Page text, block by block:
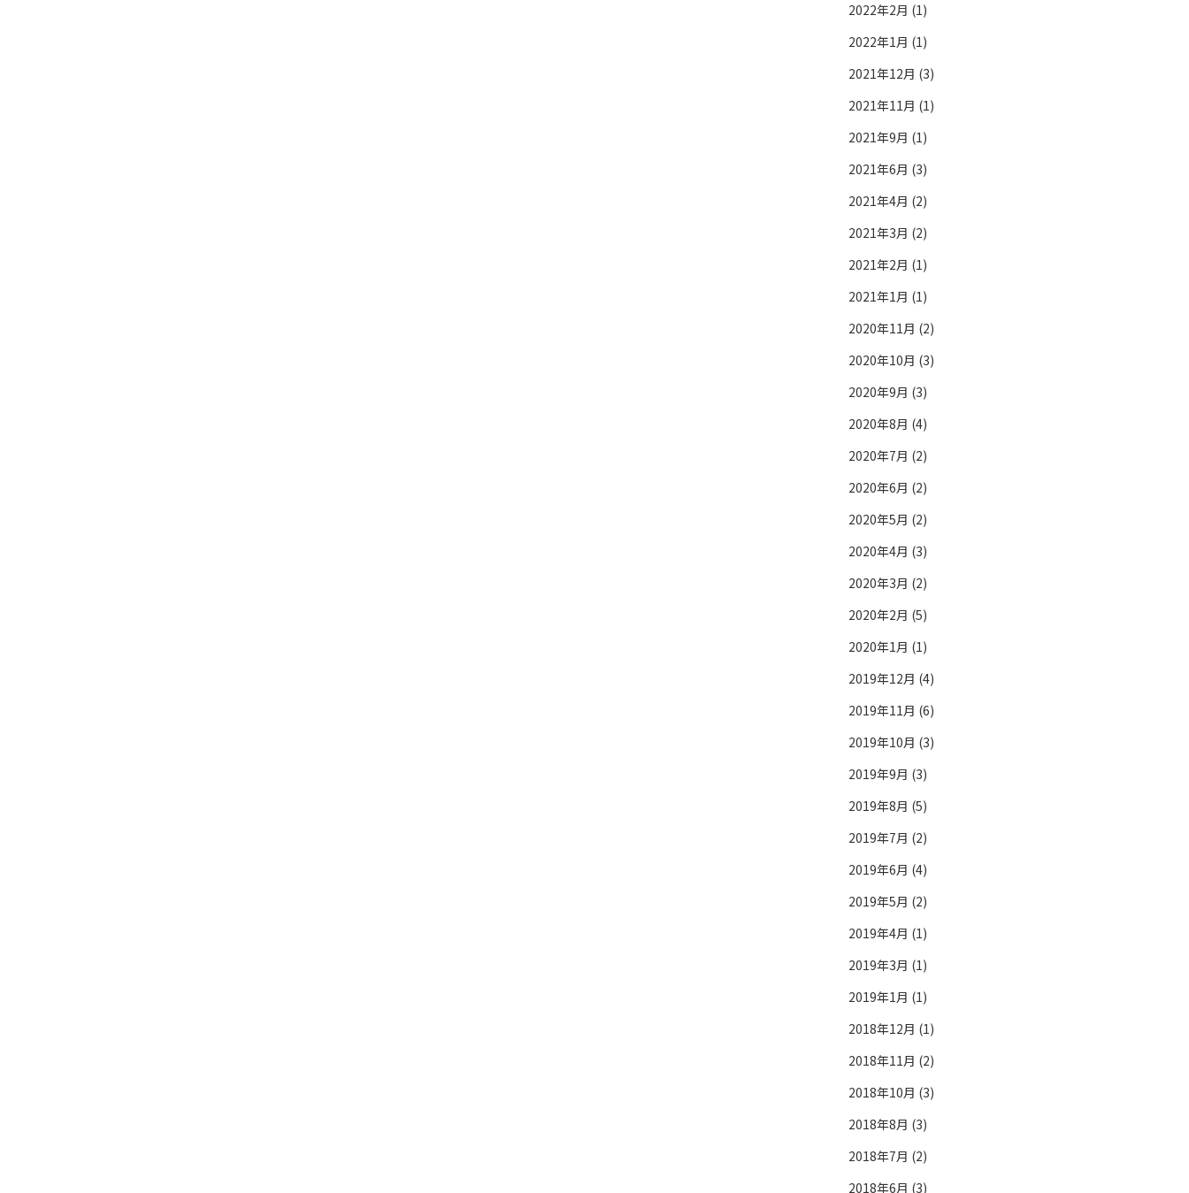
2022年2月 (1)
2022年1月 (1)
2021年12月 (3)
2021年11月 (1)
2021年9月 (1)
2021年6月 (3)
2021年4月 (2)
2021年3月 (2)
2021年2月 (1)
2021年1月 (1)
2020年11月 (2)
2020年10月 (3)
2020年9月 (3)
2020年8月 (4)
2020年7月 (2)
2020年6月 (2)
2020年5月 (2)
2020年4月 (3)
2020年3月 (2)
2020年2月 (5)
2020年1月 (1)
2019年12月 (4)
2019年11月 (6)
2019年10月 (3)
2019年9月 (3)
2019年8月 (5)
2019年7月 (2)
2019年6月 (4)
2019年5月 (2)
2019年4月 (1)
2019年3月 (1)
2019年1月 (1)
2018年12月 (1)
2018年11月 (2)
2018年10月 (3)
2018年8月 (3)
2018年7月 (2)
2018年6月 (3)